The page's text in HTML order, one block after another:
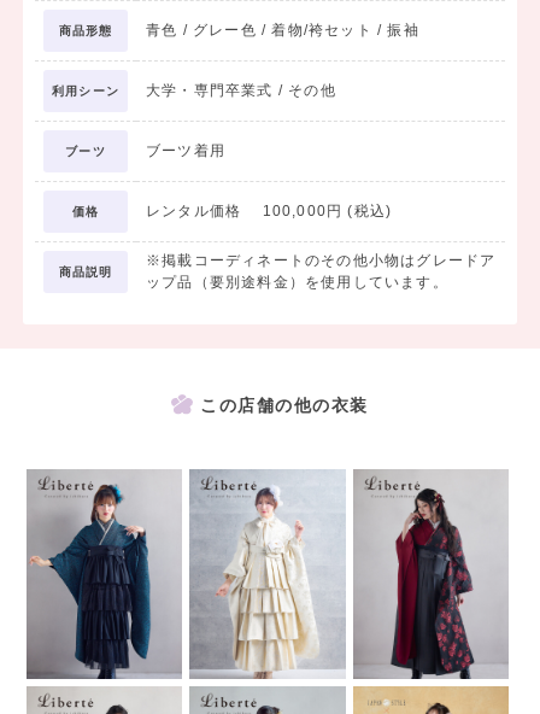
商品形態 青色 / グレー色 / 着物/袴セット / 振袖
利用シーン 大学・専門卒業式 / その他
ブーツ ブーツ着用
価格 レンタル価格 100,000円 (税込)
商品説明
※掲載コーディネートのその他小物はグレードア
ップ品（要別途料金）を使用しています。
この店舗の他の衣装